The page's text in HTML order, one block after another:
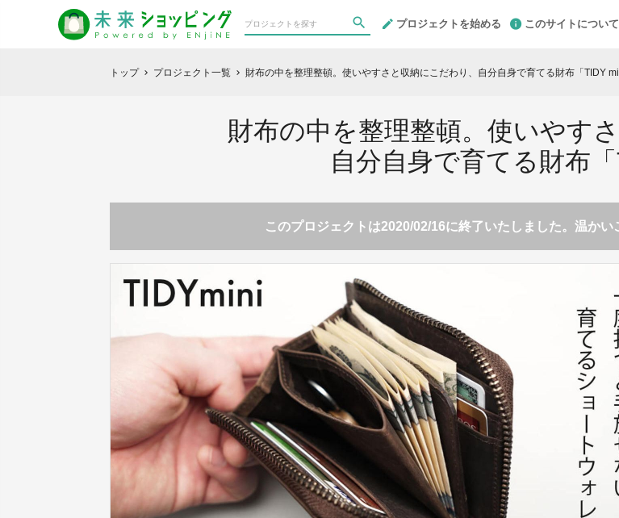
プロジェクトを始める このサイトについて
トップ chevron_right プロジェクト一覧 chevron_right 財布の中を整理整頓。使いやすさと収納にこだわり、自分自身で育てる財布「TIDY
財布の中を整理整頓。使いやす
自分自身で育てる財布「
このプロジェクトは2020/02/16に終了いたしました。温かい